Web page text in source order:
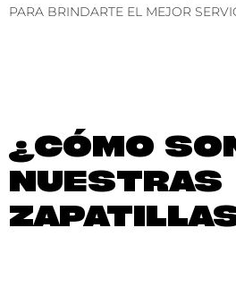
PARA BRINDARTE EL MEJOR
¿CÓMO
NUESTRAS